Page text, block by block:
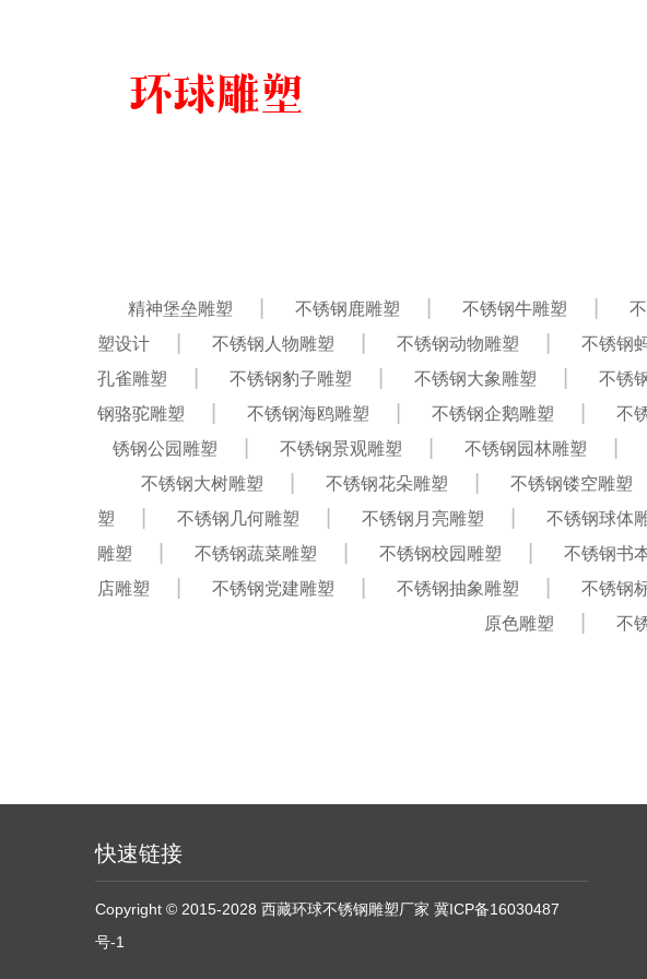
精神堡垒雕塑 不锈钢鹿雕塑 不锈钢牛雕塑
塑设计
不锈钢人物雕塑 不锈钢动物雕塑 不锈钢
孔雀雕塑
不锈钢豹子雕塑 不锈钢大象雕塑 不锈
钢骆驼雕塑
不锈钢海鸥雕塑 不锈钢企鹅雕塑 不
锈钢公园雕塑
不锈钢景观雕塑 不锈钢园林雕塑
不锈钢大树雕塑
不锈钢花朵雕塑 不锈钢镂空雕塑
塑
不锈钢几何雕塑 不锈钢月亮雕塑 不锈钢球体
雕塑
不锈钢蔬菜雕塑 不锈钢校园雕塑 不锈钢书
店雕塑
不锈钢党建雕塑 不锈钢抽象雕塑 不锈钢
原色雕塑
不
快速链接
Copyright © 2015-2028 西藏环球不锈钢雕塑厂家 冀ICP备16030487
号-1